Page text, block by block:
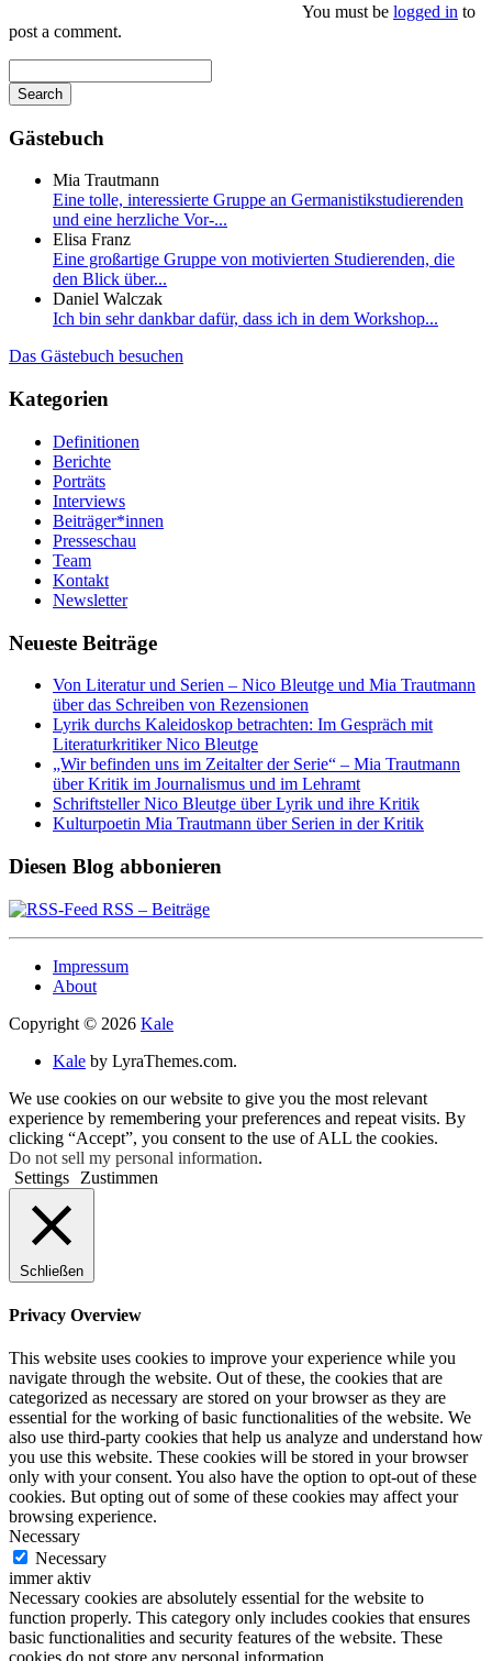
You must be logged in to
post a comment.
Search
is
progress
Gästebuch
Mia Trautmann
Eine tolle, interessierte Gruppe an Germanistikstudierenden
und eine herzliche Vor-...
Elisa Franz
Eine großartige Gruppe von motivierten Studierenden, die
den Blick über...
Daniel Walczak
Ich bin sehr dankbar dafür, dass ich in dem Workshop...
Das Gästebuch besuchen
Kategorien
Definitionen
Berichte
Porträts
Interviews
Beiträger*innen
Presseschau
Team
Kontakt
Newsletter
Neueste Beiträge
Von Literatur und Serien – Nico Bleutge und Mia Trautmann
über das Schreiben von Rezensionen
Lyrik durchs Kaleidoskop betrachten: Im Gespräch mit
Literaturkritiker Nico Bleutge
„Wir befinden uns im Zeitalter der Serie“ – Mia Trautmann
über Kritik im Journalismus und im Lehramt
Schriftsteller Nico Bleutge über Lyrik und ihre Kritik
Kulturpoetin Mia Trautmann über Serien in der Kritik
Diesen Blog abbonieren
RSS – Beiträge
Impressum
About
Copyright © 2026 Kale
Kale by LyraThemes.com.
We use cookies on our website to give you the most relevant
experience by remembering your preferences and repeat visits. By
clicking “Accept”, you consent to the use of ALL the cookies.
Do not sell my personal information.
Settings
Zustimmen
Schließen
Privacy Overview
This website uses cookies to improve your experience while you
navigate through the website. Out of these, the cookies that are
categorized as necessary are stored on your browser as they are
essential for the working of basic functionalities of the website. We
also use third-party cookies that help us analyze and understand how
you use this website. These cookies will be stored in your browser
only with your consent. You also have the option to opt-out of these
cookies. But opting out of some of these cookies may affect your
browsing experience.
Necessary
Necessary
immer aktiv
Necessary cookies are absolutely essential for the website to
function properly. This category only includes cookies that ensures
basic functionalities and security features of the website. These